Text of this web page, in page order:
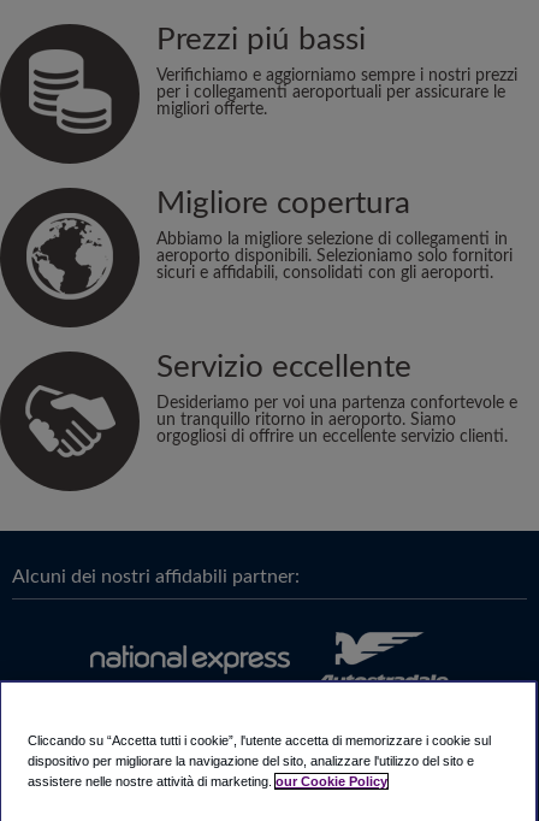
Prezzi piú bassi
Verifichiamo e aggiorniamo sempre i nostri prezzi
per i collegamenti aeroportuali per assicurare le
migliori offerte.
Migliore copertura
Abbiamo la migliore selezione di collegamenti in
aeroporto disponibili. Selezioniamo solo fornitori
sicuri e affidabili, consolidati con gli aeroporti.
Servizio eccellente
Desideriamo per voi una partenza confortevole e
un tranquillo ritorno in aeroporto. Siamo
orgogliosi di offrire un eccellente servizio clienti.
Alcuni dei nostri affidabili partner:
Cliccando su “Accetta tutti i cookie”, l'utente accetta di memorizzare i cookie sul
dispositivo per migliorare la navigazione del sito, analizzare l'utilizzo del sito e
assistere nelle nostre attività di marketing. our Cookie Policy